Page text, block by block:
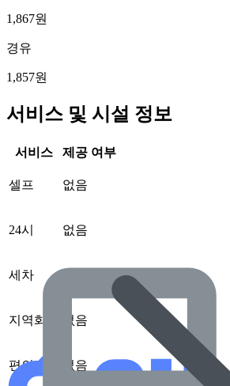
1,867원
경유
1,857원
서비스 및 시설 정보
서비스 제공 여부
셀프 없음
24시 없음
세차
지역화폐 없음
편의점 없음